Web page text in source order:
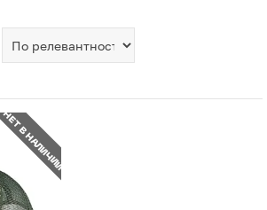
НЕТ В НАЛИЧИИ